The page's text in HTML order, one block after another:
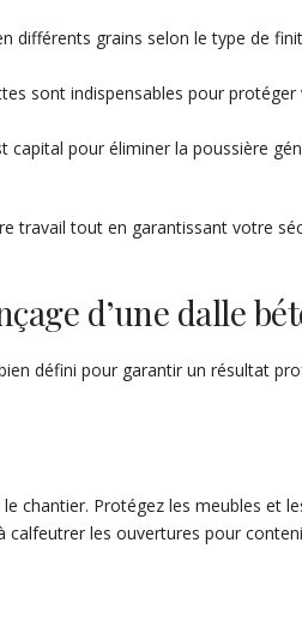
différents grains selon le type de
sont indispensables pour protéger
capital pour éliminer la poussière
travail tout en garantissant votre
d’une dalle
défini pour garantir un résultat
chantier. Protégez les meubles et
calfeutrer les ouvertures pour